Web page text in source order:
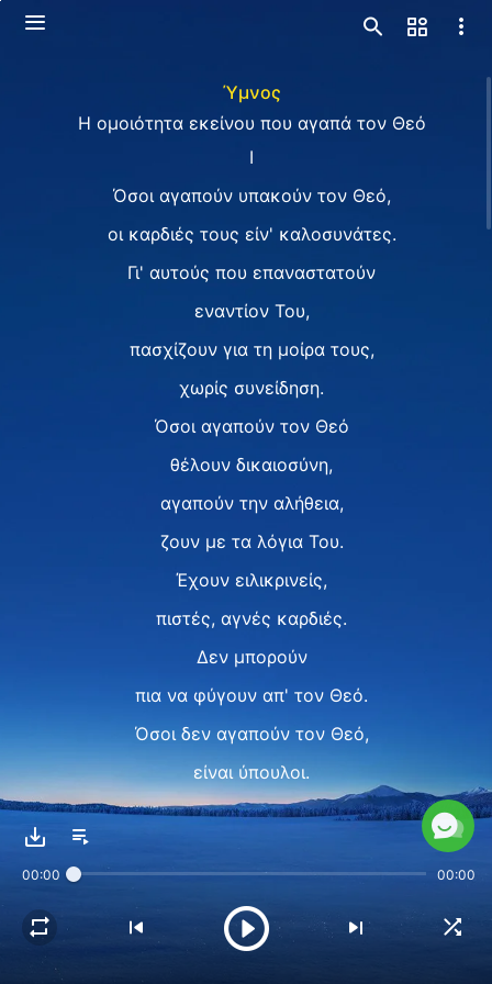
Ύμνος
Η ομοιότητα εκείνου που αγαπά τον Θεό
I
Όσοι αγαπούν υπακούν τον Θεό,
οι καρδιές τους είν' καλοσυνάτες.
Γι' αυτούς που επαναστατούν
εναντίον Του,
πασχίζουν για τη μοίρα τους,
χωρίς συνείδηση.
Όσοι αγαπούν τον Θεό
θέλουν δικαιοσύνη,
αγαπούν την αλήθεια,
ζουν με τα λόγια Του.
Έχουν ειλικρινείς,
πιστές, αγνές καρδιές.
Δεν μπορούν
πια να φύγουν απ' τον Θεό.
Όσοι δεν αγαπούν τον Θεό,
είναι ύπουλοι.
Είναι πονηροί συνωμοτούν πάντα,
Όσοι αγαπούν τον Θεό,
00:00 00:00